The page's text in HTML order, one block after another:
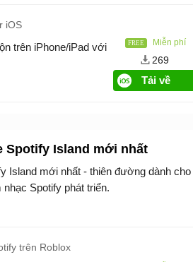
iOS
trên iPhone/iPad với
Miễn phí
269
Tải về
Spotify Island mới nhất
Island mới nhất - thiên đường dành cho
Spotify phát triển.
trên Roblox